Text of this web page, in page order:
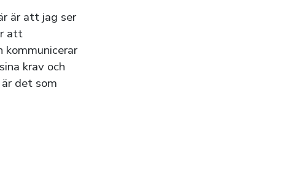
är att jag ser
att
kommunicerar
krav och
det som